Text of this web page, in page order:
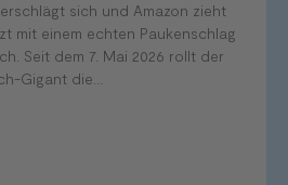
sich und Amazon zieht
mit einem echten Paukenschlag
Seit dem 7. Mai 2026 rollt der
Gigant die...